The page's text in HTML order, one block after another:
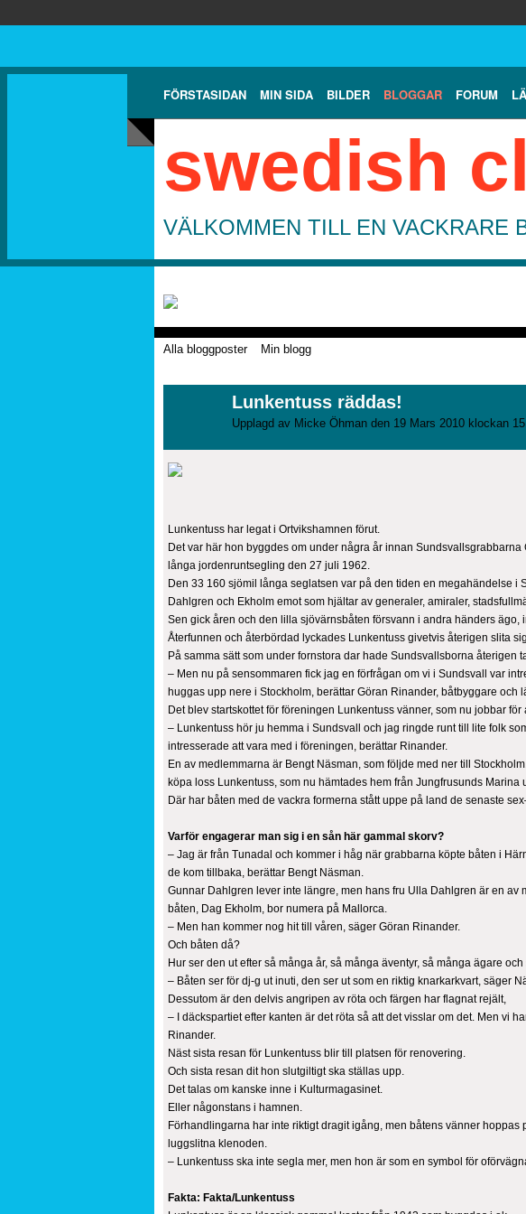
FÖRSTASIDAN MIN SIDA BILDER BLOGGAR FORUM
swedish
VÄLKOMMEN TILL EN VACKRARE
Alla bloggposter Min blogg
Lunkentuss räddas!
Upplagd av Micke Öhman den 19 Mars 2010 klockan
Lunkentuss har legat i Ortvikshamnen förut.
Det var här hon byggdes om under några år innan
långa jordenruntsegling den 27 juli 1962.
Den 33 160 sjömil långa seglatsen var på den tiden en megahändelse
Dahlgren och Ekholm emot som hjältar av generaler, amiraler,
Sen gick åren och den lilla sjövärnsbåten försvann i andra händers
Återfunnen och återbördad lyckades Lunkentuss givetvis återigen slita
På samma sätt som under fornstora dar hade Sundsvallsborna återigen
– Men nu på sensommaren fick jag en förfrågan om vi i Sundsvall var
huggas upp nere i Stockholm, berättar Göran Rinander, båtbyggare
Det blev startskottet för föreningen Lunkentuss vänner, som nu jobbar
– Lunkentuss hör ju hemma i Sundsvall och jag ringde runt till lite folk
intresserade att vara med i föreningen, berättar Rinander.
En av medlemmarna är Bengt Näsman, som följde med ner till
köpa loss Lunkentuss, som nu hämtades hem från Jungfrusunds Marina
Där har båten med de vackra formerna stått uppe på land de senaste
Varför engagerar man sig i en sån här gammal skorv?
– Jag är från Tunadal och kommer i håg när grabbarna köpte båten i
de kom tillbaka, berättar Bengt Näsman.
Gunnar Dahlgren lever inte längre, men hans fru Ulla Dahlgren är en
båten, Dag Ekholm, bor numera på Mallorca.
– Men han kommer nog hit till våren, säger Göran Rinander.
Och båten då?
Hur ser den ut efter så många år, så många äventyr, så många ägare
– Båten ser för dj-g ut inuti, den ser ut som en riktig knarkarkvart, säger
Dessutom är den delvis angripen av röta och färgen har flagnat rejält,
– I däckspartiet efter kanten är det röta så att det visslar om det. Men vi
Rinander.
Näst sista resan för Lunkentuss blir till platsen för renovering.
Och sista resan dit hon slutgiltigt ska ställas upp.
Det talas om kanske inne i Kulturmagasinet.
Eller någonstans i hamnen.
Förhandlingarna har inte riktigt dragit igång, men båtens vänner
luggslitna klenoden.
– Lunkentuss ska inte segla mer, men hon är som en symbol för
Fakta: Fakta/Lunkentuss